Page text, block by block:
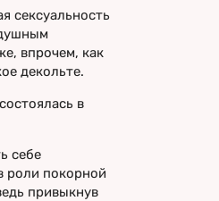
сексуальность
впрочем, как
декольте.
в
себе
роли покорной
привыкнув